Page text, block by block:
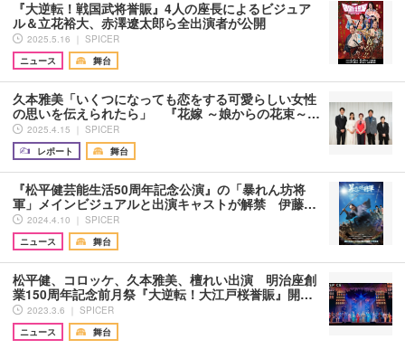
『大逆転！戦国武将誉賑』4人の座長によるビジュア
ル＆立花裕大、赤澤遼太郎ら全出演者が公開
2025.5.16 ｜ SPICER
ニュース
舞台
久本雅美「いくつになっても恋をする可愛らしい女性
の思いを伝えられたら」 『花嫁 ～娘からの花束～…
2025.4.15 ｜ SPICER
レポート
舞台
『松平健芸能生活50周年記念公演』の「暴れん坊将
軍」メインビジュアルと出演キャストが解禁 伊藤…
2024.4.10 ｜ SPICER
ニュース
舞台
松平健、コロッケ、久本雅美、檀れい出演 明治座創
業150周年記念前月祭『大逆転！大江戸桜誉賑』開…
2023.3.6 ｜ SPICER
ニュース
舞台